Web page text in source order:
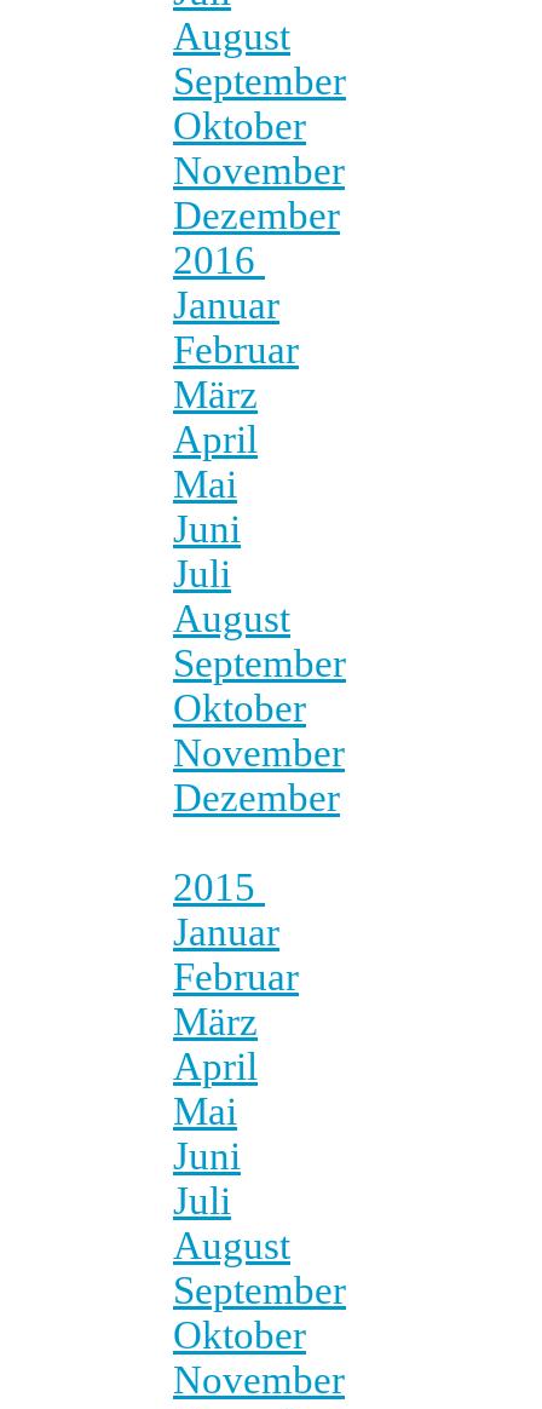
August
September
Oktober
November
Dezember
2016
Januar
Februar
März
April
Mai
Juni
Juli
August
September
Oktober
November
Dezember
2015
Januar
Februar
März
April
Mai
Juni
Juli
August
September
Oktober
November